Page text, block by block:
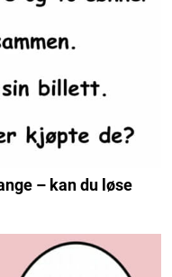
– kan du løse